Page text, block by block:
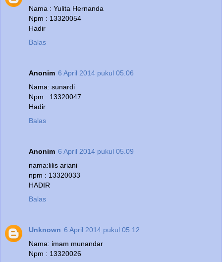
Nama : Yulita Hernanda
Npm : 13320054
Hadir
Balas
Anonim 6 April 2014 pukul 05.06
Nama: sunardi
Npm : 13320047
Hadir
Balas
Anonim 6 April 2014 pukul 05.09
nama:lilis ariani
npm : 13320033
HADIR
Balas
Unknown 6 April 2014 pukul 05.12
Nama: imam munandar
Npm : 13320026